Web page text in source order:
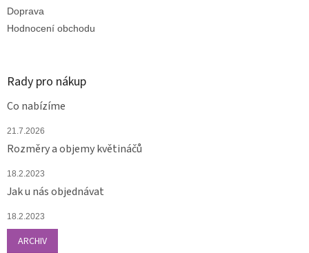
Doprava
Hodnocení obchodu
Rady pro nákup
Co nabízíme
21.7.2026
Rozměry a objemy květináčů
18.2.2023
Jak u nás objednávat
18.2.2023
ARCHIV